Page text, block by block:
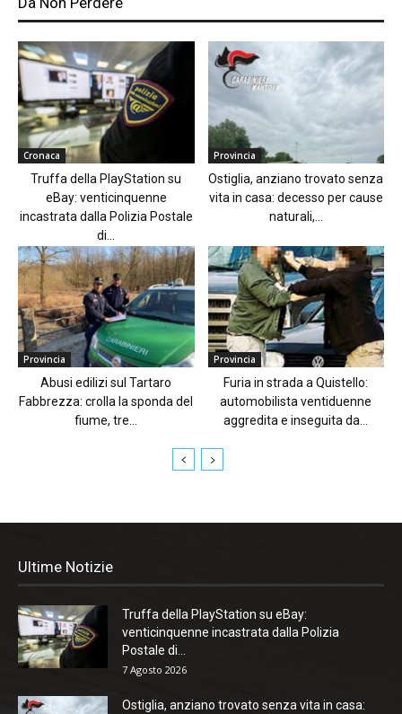
Cronaca
Truffa della PlayStation su
eBay: venticinquenne
incastrata dalla Polizia Postale
di...
Provincia
Ostiglia, anziano trovato senza
vita in casa: decesso per cause
naturali,...
Provincia
Abusi edilizi sul Tartaro
Fabbrezza: crolla la sponda del
fiume, tre...
Provincia
Furia in strada a Quistello:
automobilista ventiduenne
aggredita e inseguita da...
Ultime Notizie
Truffa della PlayStation su eBay:
venticinquenne incastrata dalla Polizia
Postale di...
7 Agosto 2026
Ostiglia, anziano trovato senza vita in casa: